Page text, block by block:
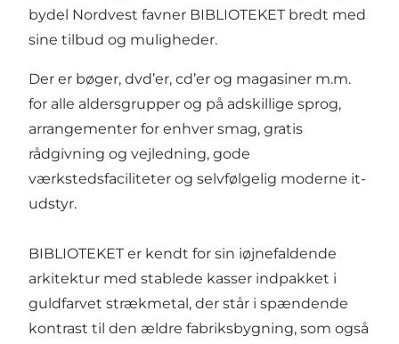
bydel Nordvest favner BIBLIOTEKET bredt med
sine tilbud og muligheder.
Der er bøger, dvd’er, cd’er og magasiner m.m.
for alle aldersgrupper og på adskillige sprog,
arrangementer for enhver smag, gratis
rådgivning og vejledning, gode
værkstedsfaciliteter og selvfølgelig moderne it-
udstyr.
BIBLIOTEKET er kendt for sin iøjnefaldende
arkitektur med stablede kasser indpakket i
guldfarvet strækmetal, der står i spændende
kontrast til den ældre fabriksbygning, som også